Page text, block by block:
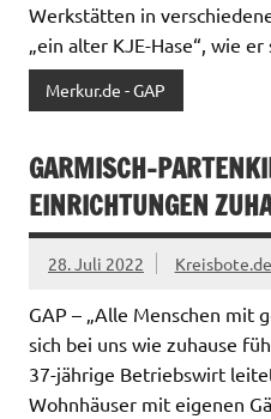
Werkstätten in
„ein alter KJE-Hase“, wie
Merkur.de - GAP
GARMISCH-
EINRICHTUNGEN
28. Juli 2022
GAP – „Alle Menschen mit
sich bei uns wie zuhause
37-jährige Betriebswirt
Wohnhäuser mit eigenen